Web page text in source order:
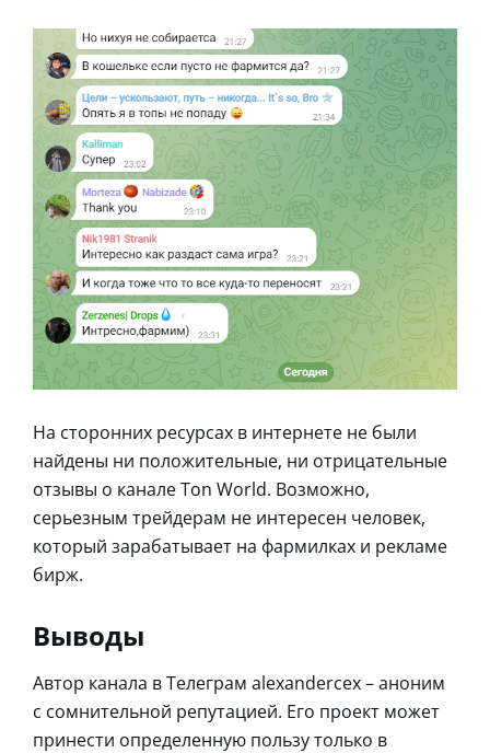
На сторонних ресурсах в интернете не были
найдены ни положительные, ни отрицательные
отзывы о канале Ton World. Возможно,
серьезным трейдерам не интересен человек,
который зарабатывает на фармилках и рекламе
бирж.
Выводы
Автор канала в Телеграм alexandercex – аноним
с сомнительной репутацией. Его проект может
принести определенную пользу только в